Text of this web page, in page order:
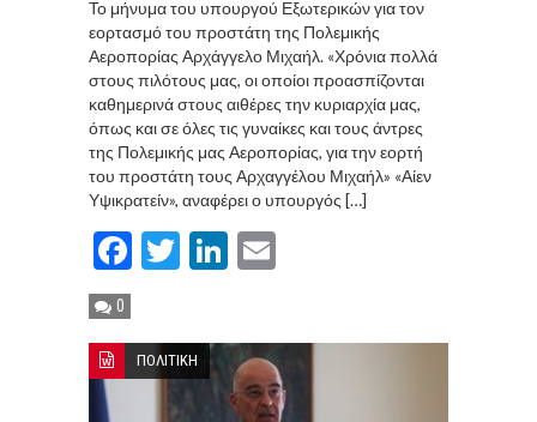
Το μήνυμα του υπουργού Εξωτερικών για τον
εορτασμό του προστάτη της Πολεμικής
Αεροπορίας Αρχάγγελο Μιχαήλ. «Χρόνια πολλά
στους πιλότους μας, οι οποίοι προασπίζονται
καθημερινά στους αιθέρες την κυριαρχία μας,
όπως και σε όλες τις γυναίκες και τους άντρες
της Πολεμικής μας Αεροπορίας, για την εορτή
του προστάτη τους Αρχαγγέλου Μιχαήλ» «Αίεν
Υψικρατείν», αναφέρει ο υπουργός […]
Facebook
TwitterLinkedIn
0
ΠΟΛΙΤΙΚΗ